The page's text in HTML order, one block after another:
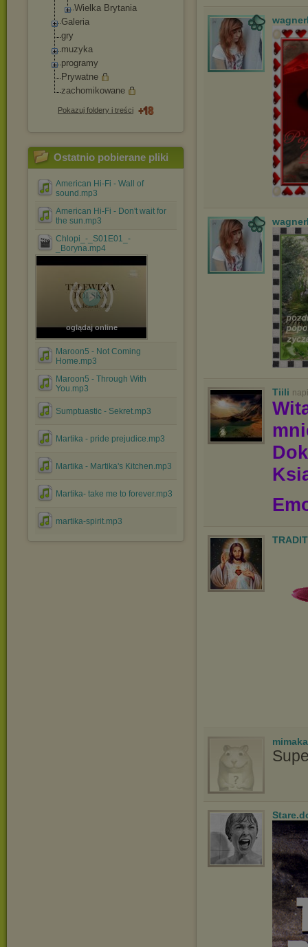
Wielka Brytania
Galeria
gry
muzyka
programy
Prywatne
zachomikowane
Pokazuj foldery i treści
Ostatnio pobierane pliki
American Hi-Fi - Wall of
sound.mp3
American Hi-Fi - Don't wait for
the sun.mp3
Chlopi_-_S01E01_-
_Boryna.mp4
oglądaj online
Maroon5 - Not Coming
Home.mp3
Maroon5 - Through With
You.mp3
Sumptuastic - Sekret.mp3
Martika - pride prejudice.mp3
Martika - Martika's Kitchen.mp3
Martika- take me to forever.mp3
martika-spirit.mp3
Tiili